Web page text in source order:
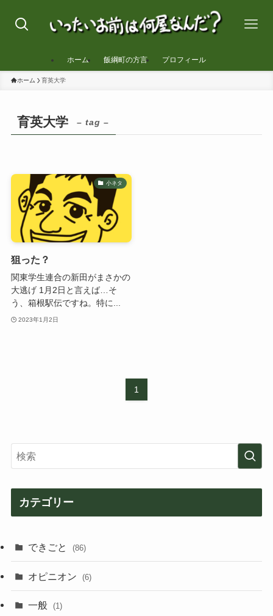
ホーム 飯綱町の方言 プロフィール
ホーム 育英大学
育英大学 – tag –
小ネタ
狙った？
関東学生連合の新田がまさかの
大逃げ 1月2日と言えば…そ
う、箱根駅伝ですね。特に...
2023年1月2日
1
カテゴリー
できごと (86)
オピニオン (6)
一般 (1)